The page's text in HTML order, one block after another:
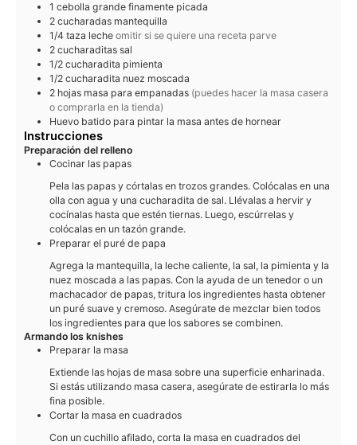
1 cebolla grande finamente picada
2 cucharadas mantequilla
1/4 taza leche omitir si se quiere una receta parve
2 cucharaditas sal
1/2 cucharadita pimienta
1/2 cucharadita nuez moscada
2 hojas masa para empanadas (puedes hacer la masa casera
o comprarla en la tienda)
Huevo batido para pintar la masa antes de hornear
Instrucciones
Preparación del relleno
Cocinar las papas
Pela las papas y córtalas en trozos grandes. Colócalas en una
olla con agua y una cucharadita de sal. Llévalas a hervir y
cocínalas hasta que estén tiernas. Luego, escúrrelas y
colócalas en un tazón grande.
Preparar el puré de papa
Agrega la mantequilla, la leche caliente, la sal, la pimienta y la
nuez moscada a las papas. Con la ayuda de un tenedor o un
machacador de papas, tritura los ingredientes hasta obtener
un puré suave y cremoso. Asegúrate de mezclar bien todos
los ingredientes para que los sabores se combinen.
Armando los knishes
Preparar la masa
Extiende las hojas de masa sobre una superficie enharinada.
Si estás utilizando masa casera, asegúrate de estirarla lo más
fina posible.
Cortar la masa en cuadrados
Con un cuchillo afilado, corta la masa en cuadrados del